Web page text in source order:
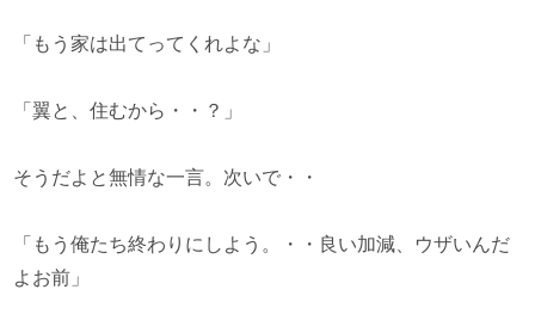
「もう家は出てってくれよな」
「翼と、住むから・・？」
そうだよと無情な一言。次いで・・
「もう俺たち終わりにしよう。・・良い加減、ウザいんだ
よお前」